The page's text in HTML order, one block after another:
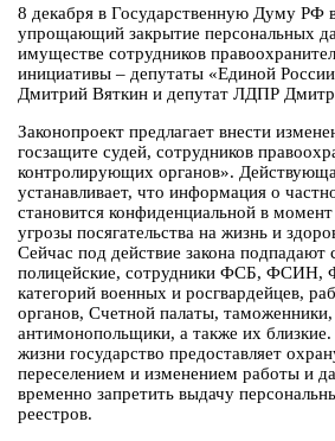
8 декабря в Государственную Думу РФ
упрощающий закрытие персональных
имуществе сотрудников
инициативы – депутаты «Единой
Дмитрий Вяткин и депутат ЛДПР
Законопроект предлагает внести
госзащите судей, сотрудников
контролирующих органов».
устанавливает, что информация о
становится конфиденциальной в
угрозы посягательства на жизнь и
Сейчас под действие закона подпадают
полицейские, сотрудники ФСБ,
категорий военных и росгвардейцев,
органов, Счетной палаты, таможенники,
антимонопольщики, а также их
жизни государство предоставляет
переселением и изменением работы и
временно запретить выдачу
реестров.